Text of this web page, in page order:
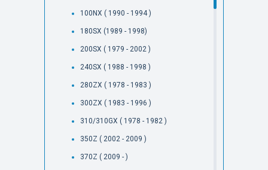
100NX ( 1990 - 1994 )
180SX (1989 - 1998)
200SX ( 1979 - 2002 )
240SX ( 1988 - 1998 )
280ZX ( 1978 - 1983 )
300ZX ( 1983 - 1996 )
310/310GX ( 1978 - 1982 )
350Z ( 2002 - 2009 )
370Z ( 2009 - )